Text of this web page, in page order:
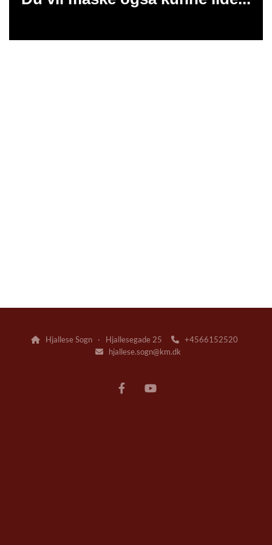
Hjallese Sogn · Hjallesegade 25 +4566152520
hjallese.sogn@km.dk